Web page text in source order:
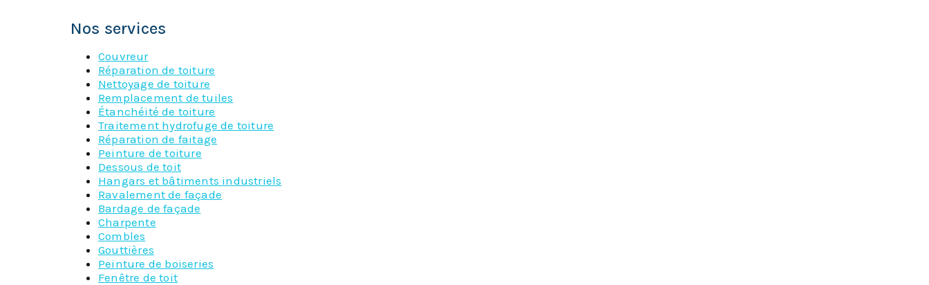
Nos services
Couvreur
Réparation de toiture
Nettoyage de toiture
Remplacement de tuiles
Étanchéité de toiture
Traitement hydrofuge de toiture
Réparation de faitage
Peinture de toiture
Dessous de toit
Hangars et bâtiments industriels
Ravalement de façade
Bardage de façade
Charpente
Combles
Gouttières
Peinture de boiseries
Fenêtre de toit